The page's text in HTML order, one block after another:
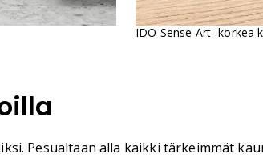
IDO Sense Art -korkea
Pesualtaan alla kaikki tärkeimmät